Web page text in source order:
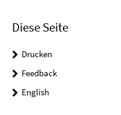
Diese Seite
Drucken
Feedback
English